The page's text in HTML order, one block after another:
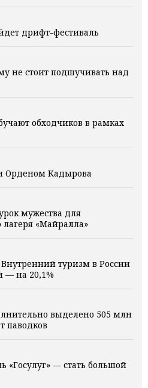
дрифт-фестиваль
не стоит подшучивать над
обходчиков в рамках
Орденом Кадырова
мужества для
лагеря «Майралла»
туризм в России
— на 20,1%
выделено 505 млн
паводков
«Госулуг» — стать большой